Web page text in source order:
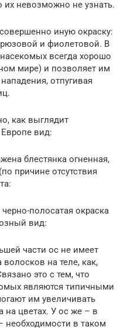
их невозможно не узнать.
иную окраску:
и фиолетовой. В
всегда хорошо
мире) и позволяет им
отпугивая
как выглядит
вид:
блестянка огненная,
причине отсутствия
полосатая окраска
вид:
части ос не имеет
волосков на теле, как,
это с тем, что
являются типичными
им увеличивать
на цветах. У ос же – в
в таком